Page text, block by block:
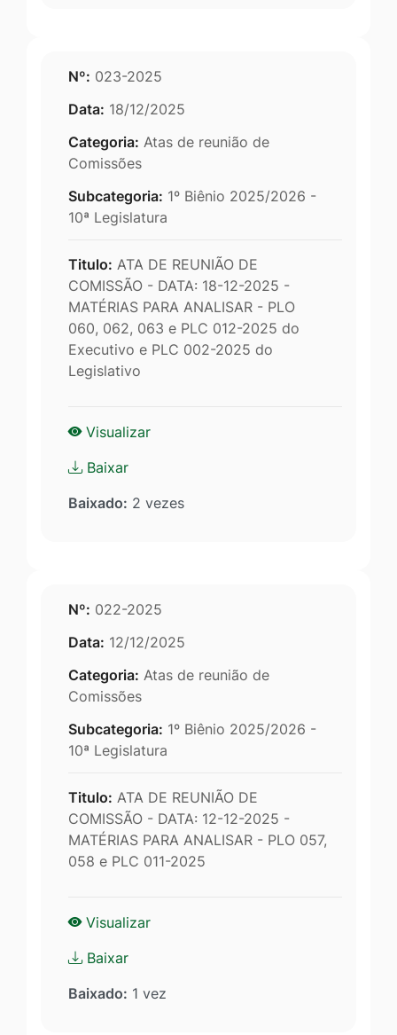
Nº: 023-2025
Data: 18/12/2025
Categoria: Atas de reunião de
Comissões
Subcategoria: 1º Biênio 2025/2026 -
10ª Legislatura
Titulo: ATA DE REUNIÃO DE
COMISSÃO - DATA: 18-12-2025 -
MATÉRIAS PARA ANALISAR - PLO
060, 062, 063 e PLC 012-2025 do
Executivo e PLC 002-2025 do
Legislativo
Visualizar
Baixar
Baixado: 2 vezes
Nº: 022-2025
Data: 12/12/2025
Categoria: Atas de reunião de
Comissões
Subcategoria: 1º Biênio 2025/2026 -
10ª Legislatura
Titulo: ATA DE REUNIÃO DE
COMISSÃO - DATA: 12-12-2025 -
MATÉRIAS PARA ANALISAR - PLO 057,
058 e PLC 011-2025
Visualizar
Baixar
Baixado: 1 vez